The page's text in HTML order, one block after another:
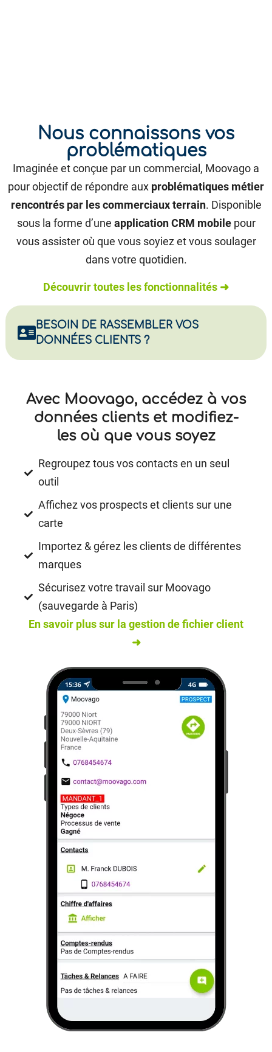
Nous connaissons vos
problématiques
Imaginée et conçue par un commercial, Moovago a
pour objectif de répondre aux problématiques métier
rencontrés par les commerciaux terrain. Disponible
sous la forme d’une application CRM mobilepour
vous assister où que vous soyiez et vous soulager
dans votre quotidien.
Découvrir toutes les fonctionnalités ➜
BESOIN DE RASSEMBLER VOS
DONNÉES CLIENTS ?
Avec Moovago, accédez à vos
données clients et modifiez-
les où que vous soyez
Regroupez tous vos contacts en un seul
outil
Affichez vos prospects et clients sur une
carte
Importez & gérez les clients de différentes
marques
Sécurisez votre travail sur Moovago
(sauvegarde à Paris)
En savoir plus sur la gestion de fichier client
➜